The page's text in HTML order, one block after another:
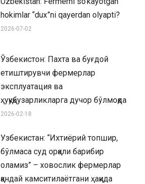
hokimlar “dux”ni qayerdan olyapti?
2026-07-02
Ўзбекистон: Пахта ва буғдой
етиштирувчи фермерлар
эксплуатация ва
ҳуқуқбузарликларга дучор бўлмоқда
2026-02-18
Узбекистан: “Ихтиёрий топшир,
бўлмаса суд орқали барибир
оламиз” – ховослик фермерлар
қандай камситилаётгани ҳақида